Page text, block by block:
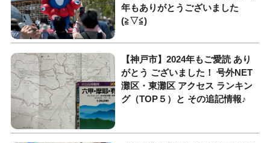
年もありがとうございました
(≧▽≦)
【神戸市】2024年もご愛読 あり
がとう ございました！ 号外NET
灘区・東灘区 アクセス ランキン
グ（TOP５）と その追記情報♪